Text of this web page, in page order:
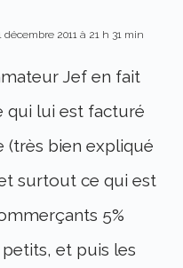
décembre 2011 à 21 h 31 min
Jef en fait
qui lui est facturé
(très bien expliqué
et surtout ce qui est
5%
et puis les